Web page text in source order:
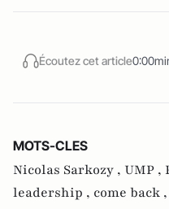
Écoutez cet article
MOTS-CLES
Nicolas Sarkozy , UMP ,
leadership , come back ,